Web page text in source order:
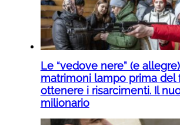
Le “vedove nere” (e
matrimoni lampo prima del
ottenere i risarcimenti. Il
milionario